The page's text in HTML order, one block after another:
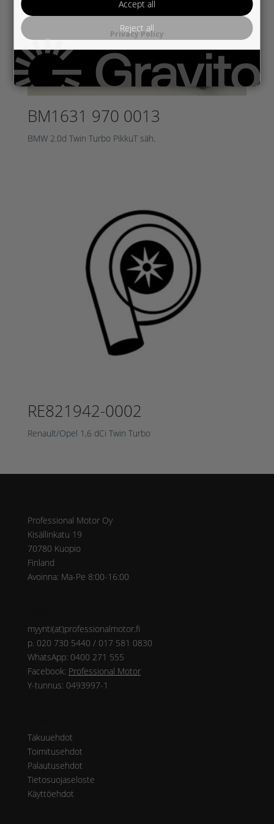
BM1631 970 0013
BMW 2.0d Twin Turbo PikkuT säh.
RE821942-0002
Renault/Opel 1,6 dCi Twin Turbo
Professional Motor Oy
Kisällinkatu 19
70780 Kuopio
Finland
Avoinna: Ma-Pe 8:00-16:00
myynti(at)professionalmotor.fi
p. 020 730 5440 / 017 581 0830
WhatsApp: 0400 271 555
Facebook: Professional Motor
Y-tunnus: 0493997-1
Takuuehdot
Toimitusehdot
Palautusehdot
Tietosuojaseloste
Käyttöehdot
Accept all
Reject all
Privacy Policy